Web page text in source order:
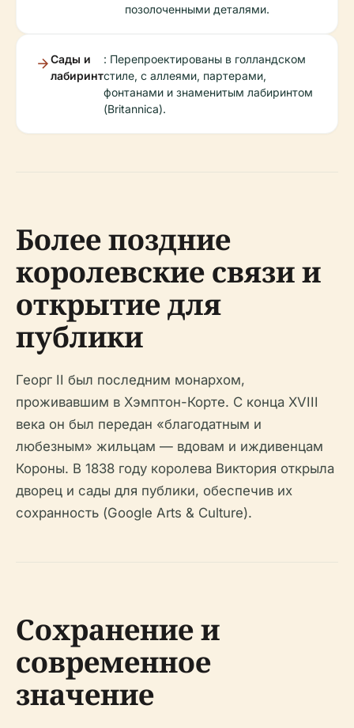
позолоченными деталями.
Сады и
лабиринт
: Перепроектированы в голландском
стиле, с аллеями, партерами,
фонтанами и знаменитым лабиринтом
(Britannica).
Более поздние
королевские связи и
открытие для
публики
Георг II был последним монархом,
проживавшим в Хэмптон-Корте. С конца XVIII
века он был передан «благодатным и
любезным» жильцам — вдовам и иждивенцам
Короны. В 1838 году королева Виктория открыла
дворец и сады для публики, обеспечив их
сохранность (Google Arts & Culture).
Сохранение и
современное
значение